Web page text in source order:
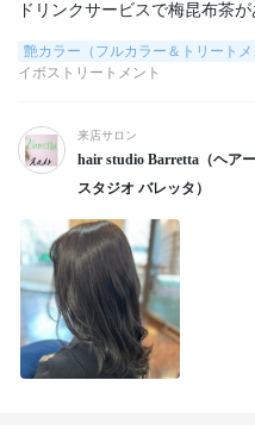
ドリンクサービスで梅昆布茶
艶カラー（フルカラー＆トリートメ
イボストリートメント
来店サロン
hair studio Barretta（ヘアー
スタジオ バレッタ）